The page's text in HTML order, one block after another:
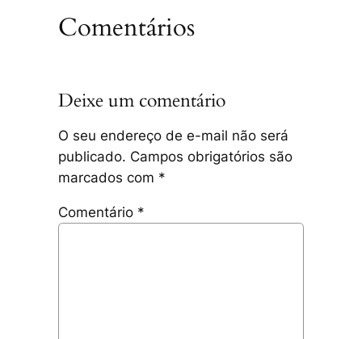
Comentários
Deixe um comentário
O seu endereço de e-mail não será
publicado. Campos obrigatórios são
marcados com *
Comentário *